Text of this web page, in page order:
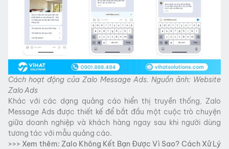
Cách hoạt động của Zalo Message Ads. Nguồn ảnh: Website
Zalo Ads
Khác với các dạng quảng cáo hiển thị truyền thống, Zalo
Message Ads được thiết kế để bắt đầu một cuộc trò chuyện
giữa doanh nghiệp và khách hàng ngay sau khi người dùng
tương tác với mẫu quảng cáo.
>>> Xem thêm: Zalo Không Kết Bạn Được Vì Sao? Cách Xử Lý